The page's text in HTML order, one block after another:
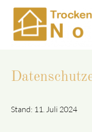
Suchbegriffe
Stand: 11. Juli 2024